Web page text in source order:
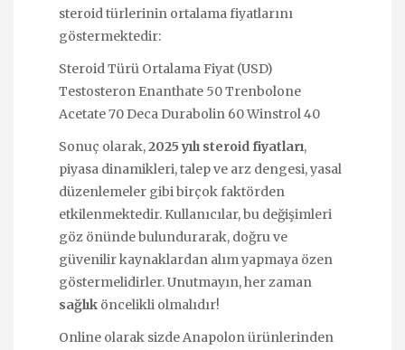
steroid türlerinin ortalama fiyatlarını
göstermektedir:
Steroid Türü Ortalama Fiyat (USD)
Testosteron Enanthate 50 Trenbolone
Acetate 70 Deca Durabolin 60 Winstrol 40
Sonuç olarak,2025 yılı steroid fiyatları,
piyasa dinamikleri, talep ve arz dengesi, yasal
düzenlemeler gibi birçok faktörden
etkilenmektedir. Kullanıcılar, bu değişimleri
göz önünde bulundurarak, doğru ve
güvenilir kaynaklardan alım yapmaya özen
göstermelidirler. Unutmayın, her zaman
sağlık öncelikli olmalıdır!
Online olarak sizdeAnapolonürünlerinden